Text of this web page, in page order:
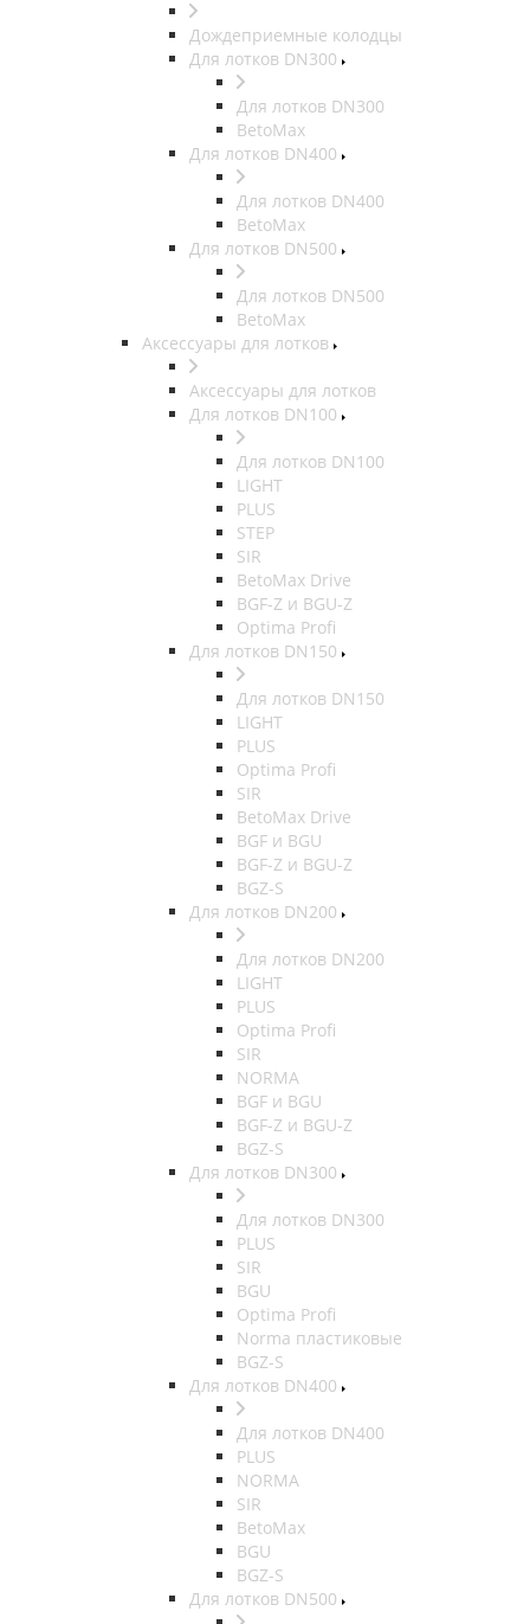
Дождеприемные колодцы
Для лотков DN300
Для лотков DN300
BetoMax
Для лотков DN400
Для лотков DN400
BetoMax
Для лотков DN500
Для лотков DN500
BetoMax
Аксессуары для лотков
Аксессуары для лотков
Для лотков DN100
Для лотков DN100
LIGHT
PLUS
STEP
SIR
BetoMax Drive
BGF-Z и BGU-Z
Optima Profi
Для лотков DN150
Для лотков DN150
LIGHT
PLUS
Optima Profi
SIR
BetoMax Drive
BGF и BGU
BGF-Z и BGU-Z
BGZ-S
Для лотков DN200
Для лотков DN200
LIGHT
PLUS
Optima Profi
SIR
NORMA
BGF и BGU
BGF-Z и BGU-Z
BGZ-S
Для лотков DN300
Для лотков DN300
PLUS
SIR
BGU
Optima Profi
Norma пластиковые
BGZ-S
Для лотков DN400
Для лотков DN400
PLUS
NORMA
SIR
BetoMax
BGU
BGZ-S
Для лотков DN500